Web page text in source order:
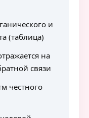
и
(таблица)
на
связи
честного